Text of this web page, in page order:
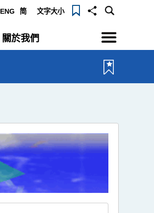
ENG 简 文字大小
關於我們
展
選
單